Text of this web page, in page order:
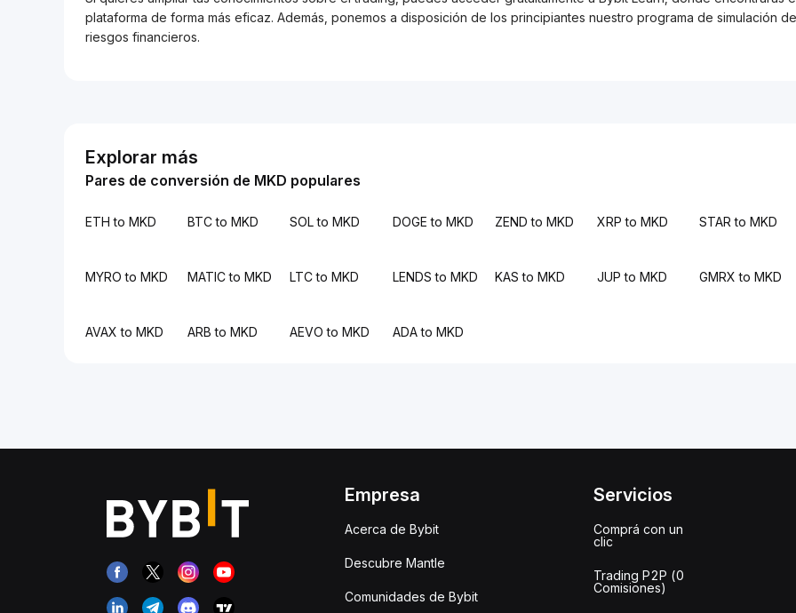
plataforma de forma más eficaz. Además, ponemos a disposición de los principiantes nuestro programa de simulación
riesgos financieros.
Explorar más
Pares de conversión de MKD populares
ETH to MKD BTC to MKD SOL to MKD DOGE to MKD ZEND to MKD XRP to MKD STAR to MKD
MYRO to MKD MATIC to MKD LTC to MKD LENDS to MKD KAS to MKD JUP to MKD GMRX to MKD
AVAX to MKD ARB to MKD AEVO to MKD ADA to MKD
Empresa
Acerca de Bybit
Descubre Mantle
Comunidades de Bybit
Servicios
Comprá con un
clic
Trading P2P (0
Comisiones)